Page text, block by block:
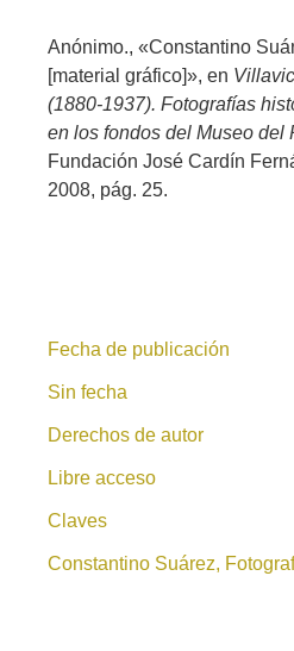
Anónimo., «Constantino
[material gráfico]», en
(1880-1937). Fotografías
en los fondos del Museo del
Fundación José Cardín
2008, pág. 25.
Fecha de publicación
Sin fecha
Derechos de autor
Libre acceso
Claves
Constantino Suárez,